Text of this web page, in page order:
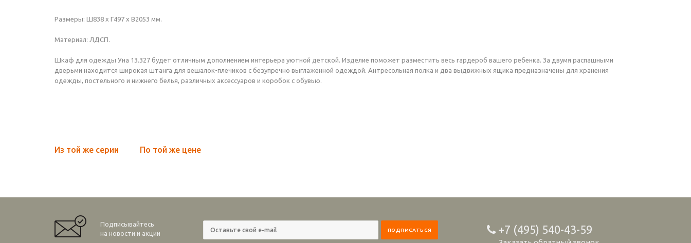
Размеры: Ш838 х Г497 х В2053 мм.
Материал: ЛДСП.
Шкаф для одежды Уна 13.327 будет отличным дополнением интерьера уютной детской. Изделие поможет разместить весь гардероб вашего ребенка. За двумя распашными
дверьми находится широкая штанга для вешалок-плечиков с безупречно выглаженной одеждой. Антресольная полка и два выдвижных ящика предназначены для хранения
одежды, постельного и нижнего белья, различных аксессуаров и коробок с обувью.
Из той же серии По той же цене
Подписывайтесь
на новости и акции
+7 (495) 540-43-59